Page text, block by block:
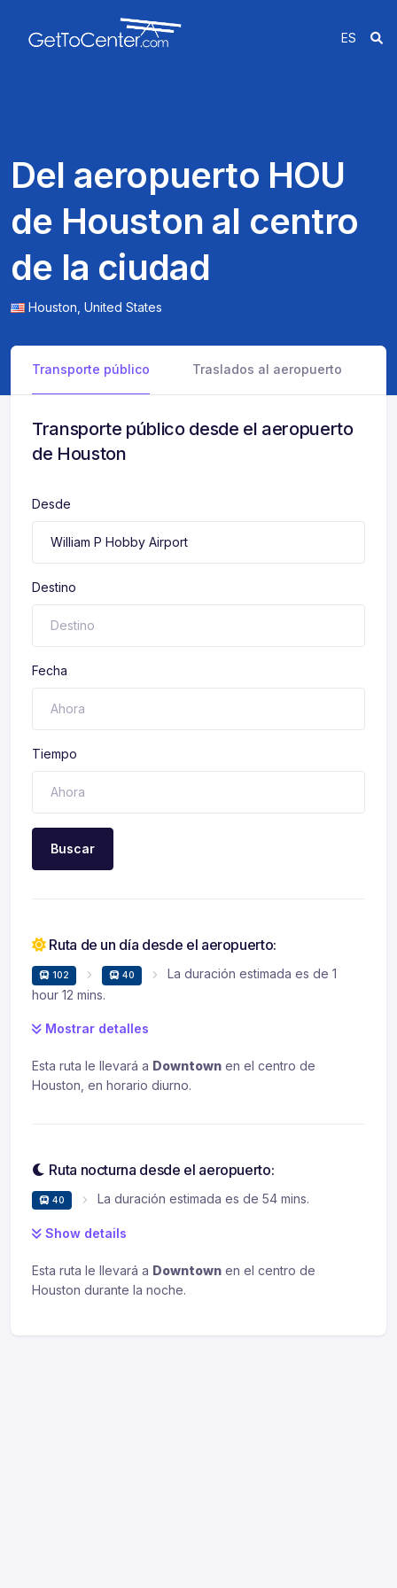
ES
Del aeropuerto HOU
de Houston al centro
de la ciudad
Houston, United States
Transporte público Traslados al aeropuerto
Transporte público desde el aeropuerto
de Houston
Desde
Destino
Fecha
Tiempo
Buscar
Ruta de un día desde el aeropuerto:
102 40
La duración estimada es de 1
hour 12 mins.
Mostrar detalles
Esta ruta le llevará a Downtown en el centro de
Houston, en horario diurno.
Ruta nocturna desde el aeropuerto:
40 La duración estimada es de 54 mins.
Show details
Esta ruta le llevará a Downtown en el centro de
Houston durante la noche.